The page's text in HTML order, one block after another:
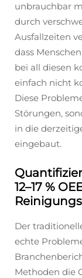
unbrauchbar
durch
Ausfallzeiten
dass
bei all diesen
einfach nicht
Diese
Störungen,
in die
eingebaut.
12–17 %
Der
echte
Methoden die